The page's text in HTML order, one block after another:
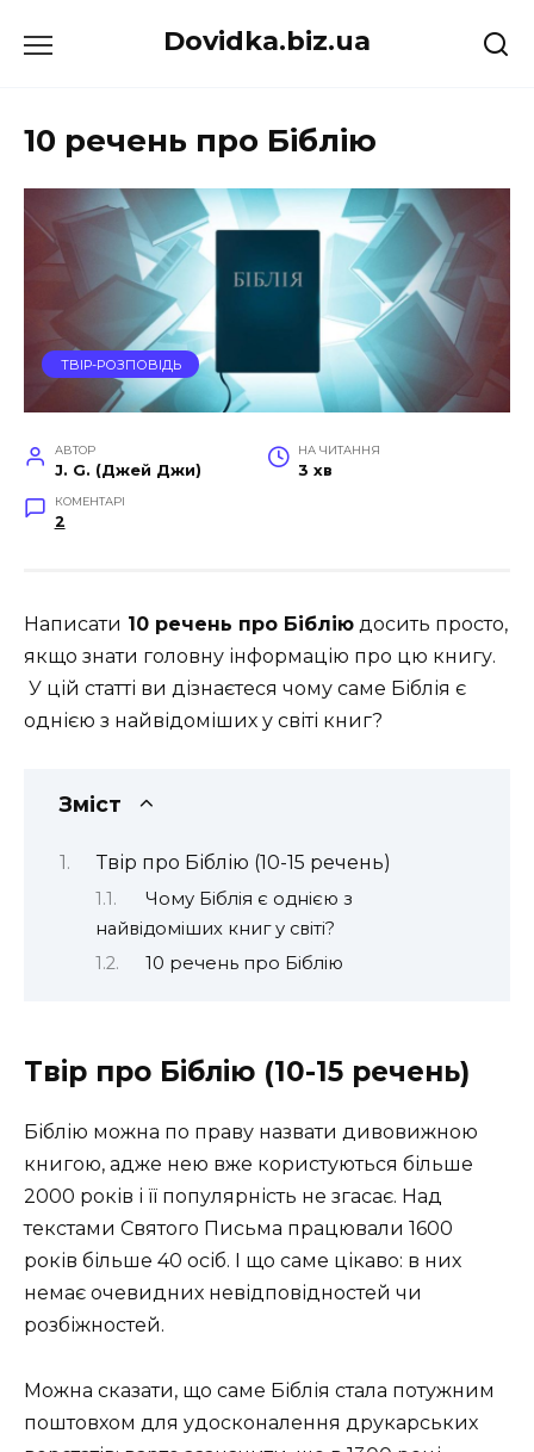
до
Dovidka.biz.ua
10 речень про Біблію
ТВІР-РОЗПОВІДЬ
АВТОР
J. G. (Джей Джи)
НА ЧИТАННЯ
3 хв
КОМЕНТАРІ
2
Написати 10 речень про Біблію досить просто,
якщо знати головну інформацію про цю книгу.
У цій статті ви дізнаєтеся чому саме Біблія є
однією з найвідоміших у світі книг?
Зміст
Твір про Біблію (10-15 речень)
Чому Біблія є однією з
найвідоміших книг у світі?
10 речень про Біблію
Твір про Біблію (10-15 речень)
Біблію можна по праву назвати дивовижною
книгою, адже нею вже користуються більше
2000 років і її популярність не згасає. Над
текстами Святого Письма працювали 1600
років більше 40 осіб. І що саме цікаво: в них
немає очевидних невідповідностей чи
розбіжностей.
Можна сказати, що саме Біблія стала потужним
поштовхом для удосконалення друкарських